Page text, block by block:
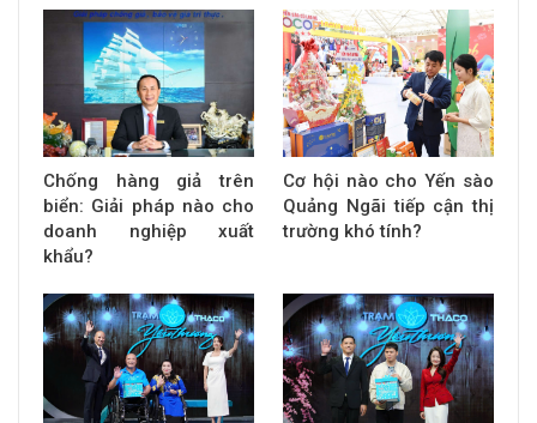
Chống hàng giả trên
biển: Giải pháp nào cho
doanh nghiệp xuất
khẩu?
Cơ hội nào cho Yến sào
Quảng Ngãi tiếp cận thị
trường khó tính?